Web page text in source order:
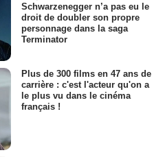
Schwarzenegger n’a pas eu le
droit de doubler son propre
personnage dans la saga
Terminator
Plus de 300 films en 47 ans de
carrière : c'est l'acteur qu'on a
le plus vu dans le cinéma
français !